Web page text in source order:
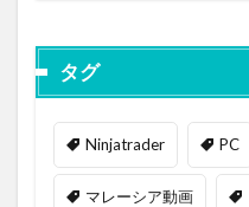
タグ
Ninjatrader PC
マレーシア動画